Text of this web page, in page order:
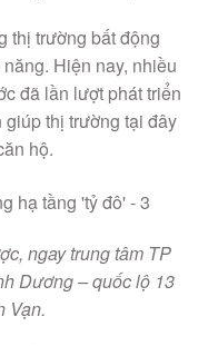
thị trường bất động
Hiện nay, nhiều
đã lần lượt phát triển
thị trường tại đây
hộ.
ngay trung tâm TP
Dương – quốc lộ 13
Vạn.